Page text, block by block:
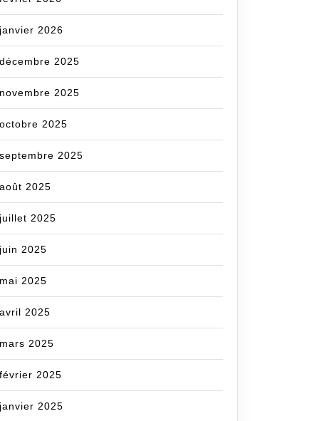
janvier 2026
décembre 2025
novembre 2025
octobre 2025
septembre 2025
août 2025
juillet 2025
juin 2025
mai 2025
avril 2025
mars 2025
février 2025
janvier 2025